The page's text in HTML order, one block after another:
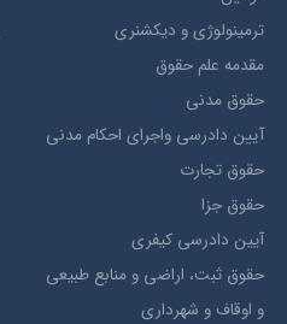
ترمينولوژي و ديکشنري
مقدمه علم حقوق
حقوق مدني
آيين دادرسي ​واجراي ​احکام ​مدني
حقوق تجارت
حقوق جزا
آيین دادرسی کیفری
حقوق ثبت، اراضي و منابع طبيعي
و اوقاف و شهرداری